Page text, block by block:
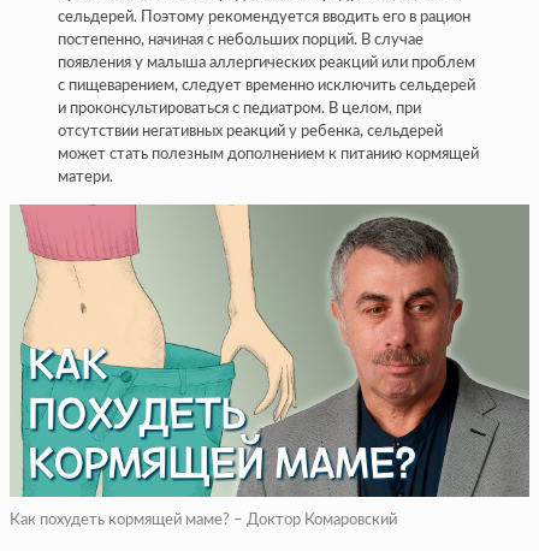
сельдерей. Поэтому рекомендуется вводить его в рацион
постепенно, начиная с небольших порций. В случае
появления у малыша аллергических реакций или проблем
с пищеварением, следует временно исключить сельдерей
и проконсультироваться с педиатром. В целом, при
отсутствии негативных реакций у ребенка, сельдерей
может стать полезным дополнением к питанию кормящей
матери.
Как похудеть кормящей маме? – Доктор Комаровский